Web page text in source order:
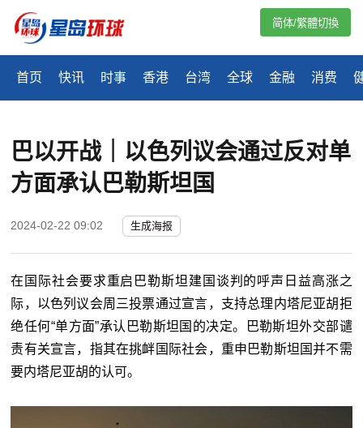
首页 快讯 时事 香港 台湾 全球 金融 消费
简体/繁體切換
巴以开战｜以色列议会通过反对单
方面承认巴勒斯坦国
2024-02-22 09:02 生成海报
在国际社会要求重启巴勒斯坦建国谈判的呼声日益高涨之
际，以色列议会周三投票通过宣言，支持总理内塔尼亚胡拒
绝任何“单方面”承认巴勒斯坦国的决定。巴勒斯坦外交部谴
责有关宣言，指其在挑衅国际社会，重申巴勒斯坦国并不需
要内塔尼亚胡的认可。